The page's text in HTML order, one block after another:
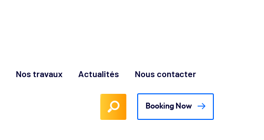
Nos travaux Actualités Nous contacter
Booking Now